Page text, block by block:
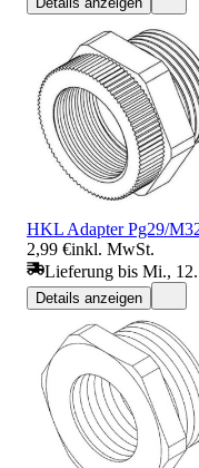
HKL Adapter Pg29/
2,99 €inkl. MwSt.
Lieferung bis Mi.,
Details anzeigen